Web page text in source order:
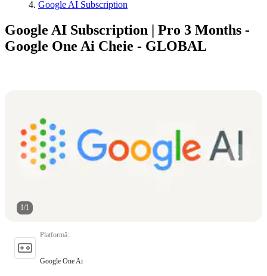
Google AI Subscription
Google AI Subscription | Pro 3 Months -
Google One Ai Cheie - GLOBAL
1/1
Platformă:
Google One Ai